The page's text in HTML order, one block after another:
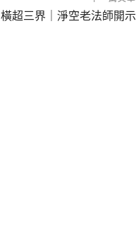
橫超三界｜淨空老法師開示